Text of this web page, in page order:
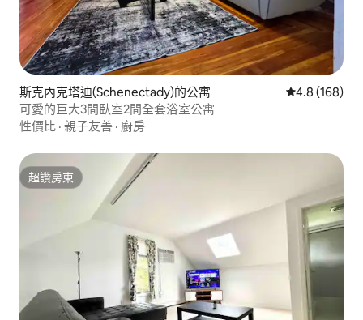
斯克內克塔迪(Schenectady)的公寓 從 168 則評
4.8 (168)
可愛的巨大3間臥室2間全套浴室公寓
性價比 · 親子友善 · 廚房
超讚房東
超讚房東